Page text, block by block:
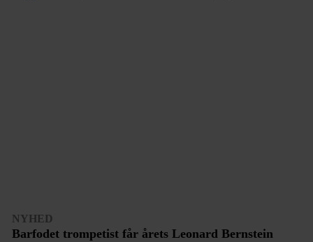
NYHED
Barfodet trompetist får årets Leonard Bernstein